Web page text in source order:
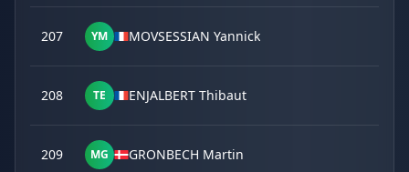
207 YM MOVSESSIAN Yannick
208 TE ENJALBERT Thibaut
209 MG GRONBECH Martin